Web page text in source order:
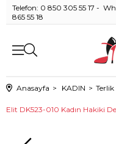
Telefon: 0 850 305 55 17 -
865 55 18
Anasayfa KADIN Terlik
Elit DK523-010 Kadın Hakiki